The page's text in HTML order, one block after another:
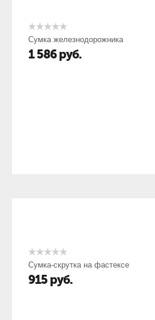
Сумка железнодорожника
1 586 руб.
Сумка-скрутка на фастексе
915 руб.